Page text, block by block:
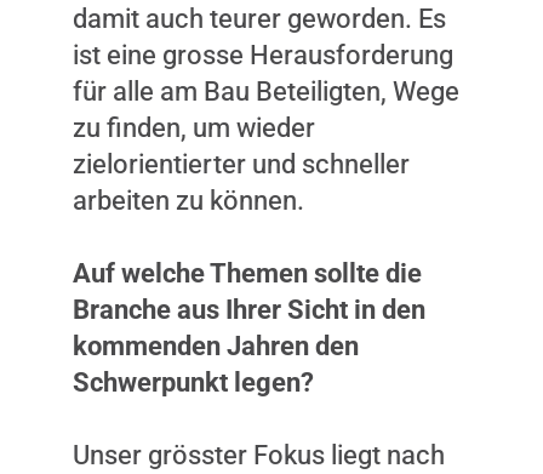
damit auch teurer geworden. Es
ist eine grosse Herausforderung
für alle am Bau Beteiligten, Wege
zu finden, um wieder
zielorientierter und schneller
arbeiten zu können.
Auf welche Themen sollte die
Branche aus Ihrer Sicht in den
kommenden Jahren den
Schwerpunkt legen?
Unser grösster Fokus liegt nach